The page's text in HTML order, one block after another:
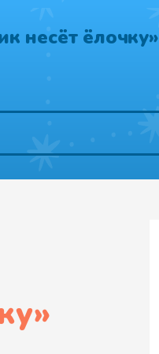
несёт ёлочку»
»